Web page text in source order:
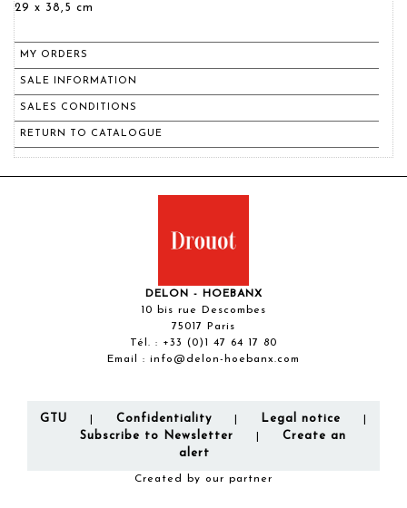
29 x 38,5 cm
MY ORDERS
SALE INFORMATION
SALES CONDITIONS
RETURN TO CATALOGUE
DELON - HOEBANX
10 bis rue Descombes
75017 Paris
Tél. : +33 (0)1 47 64 17 80
Email : info@delon-hoebanx.com
GTU Confidentiality Legal notice
Subscribe to Newsletter
Create an
alert
Created by our partner